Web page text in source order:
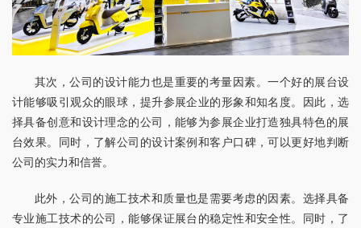
其次，公司的设计能力也是重要的考量因素。一个好的展台设
计能够吸引观众的眼球，提升参展企业的形象和知名度。因此，选
择具备创意和设计理念的公司，能够为参展企业打造独具特色的展
台效果。同时，了解公司的设计案例和客户口碑，可以更好地判断
公司的实力和信誉。
此外，公司的施工技术和质量也是需要考虑的因素。选择具备
专业施工技术的公司，能够保证展台的稳定性和安全性。同时，了